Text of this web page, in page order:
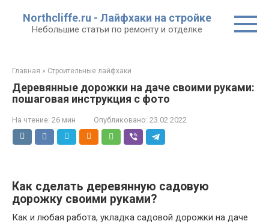
контенту
Northcliffe.ru - Лайфхаки на стройке
Небольшие статьи по ремонту и отделке
Главная » Строительные лайфхаки
Деревянные дорожки на даче своими руками:
пошаговая инструкция с фото
На чтение: 26 мин Опубликовано: 23.02.2022
Как сделать деревянную садовую
дорожку своими руками?
Как и любая работа, укладка садовой дорожки на даче